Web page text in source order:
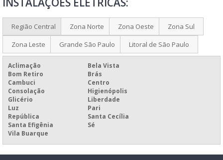
MANUTENÇÃO ELÉTRICA PREDIAL
FABRICAÇÃO DE QUADROS ELÉTRICOS
FABRICANTE DE QUADROS ELÉTRICOS
MONTAGEM DE QUADRO DE DISJUNTORES
MONTAGEM DE QUADRO DE DISTRIBUIÇÃO
MONTAGEM DE QUADRO DE DISTRIBUIÇÃO BIFÁSICO
MONTAGEM DE QUADRO ELÉTRICO MONOFÁSICO
MONTAGEM DE QUADRO ELÉTRICO RESIDENCIAL
MONTAGEM DE QUADRO ELÉTRICO TRIFÁSICO
MONTAGEM DE QUADROS ELÉTRICOS
Região Central Zona Norte Zona Oeste
Zona Sul
Zona Leste
Grande São Paulo Litoral de São Paulo
Aclimação
Bela Vista
Bom Retiro
Brás
Cambuci
Centro
Consolação
Higienópolis
Glicério
Liberdade
Luz
Pari
República
Santa Cecília
Santa Efigênia
Sé
Vila Buarque